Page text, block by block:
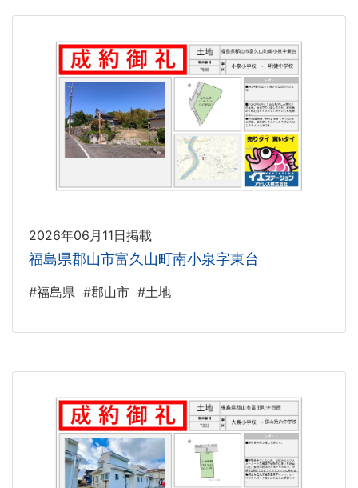
2026年06月11日掲載
福島県郡山市富久山町南小泉字東台
#福島県 #郡山市 #土地